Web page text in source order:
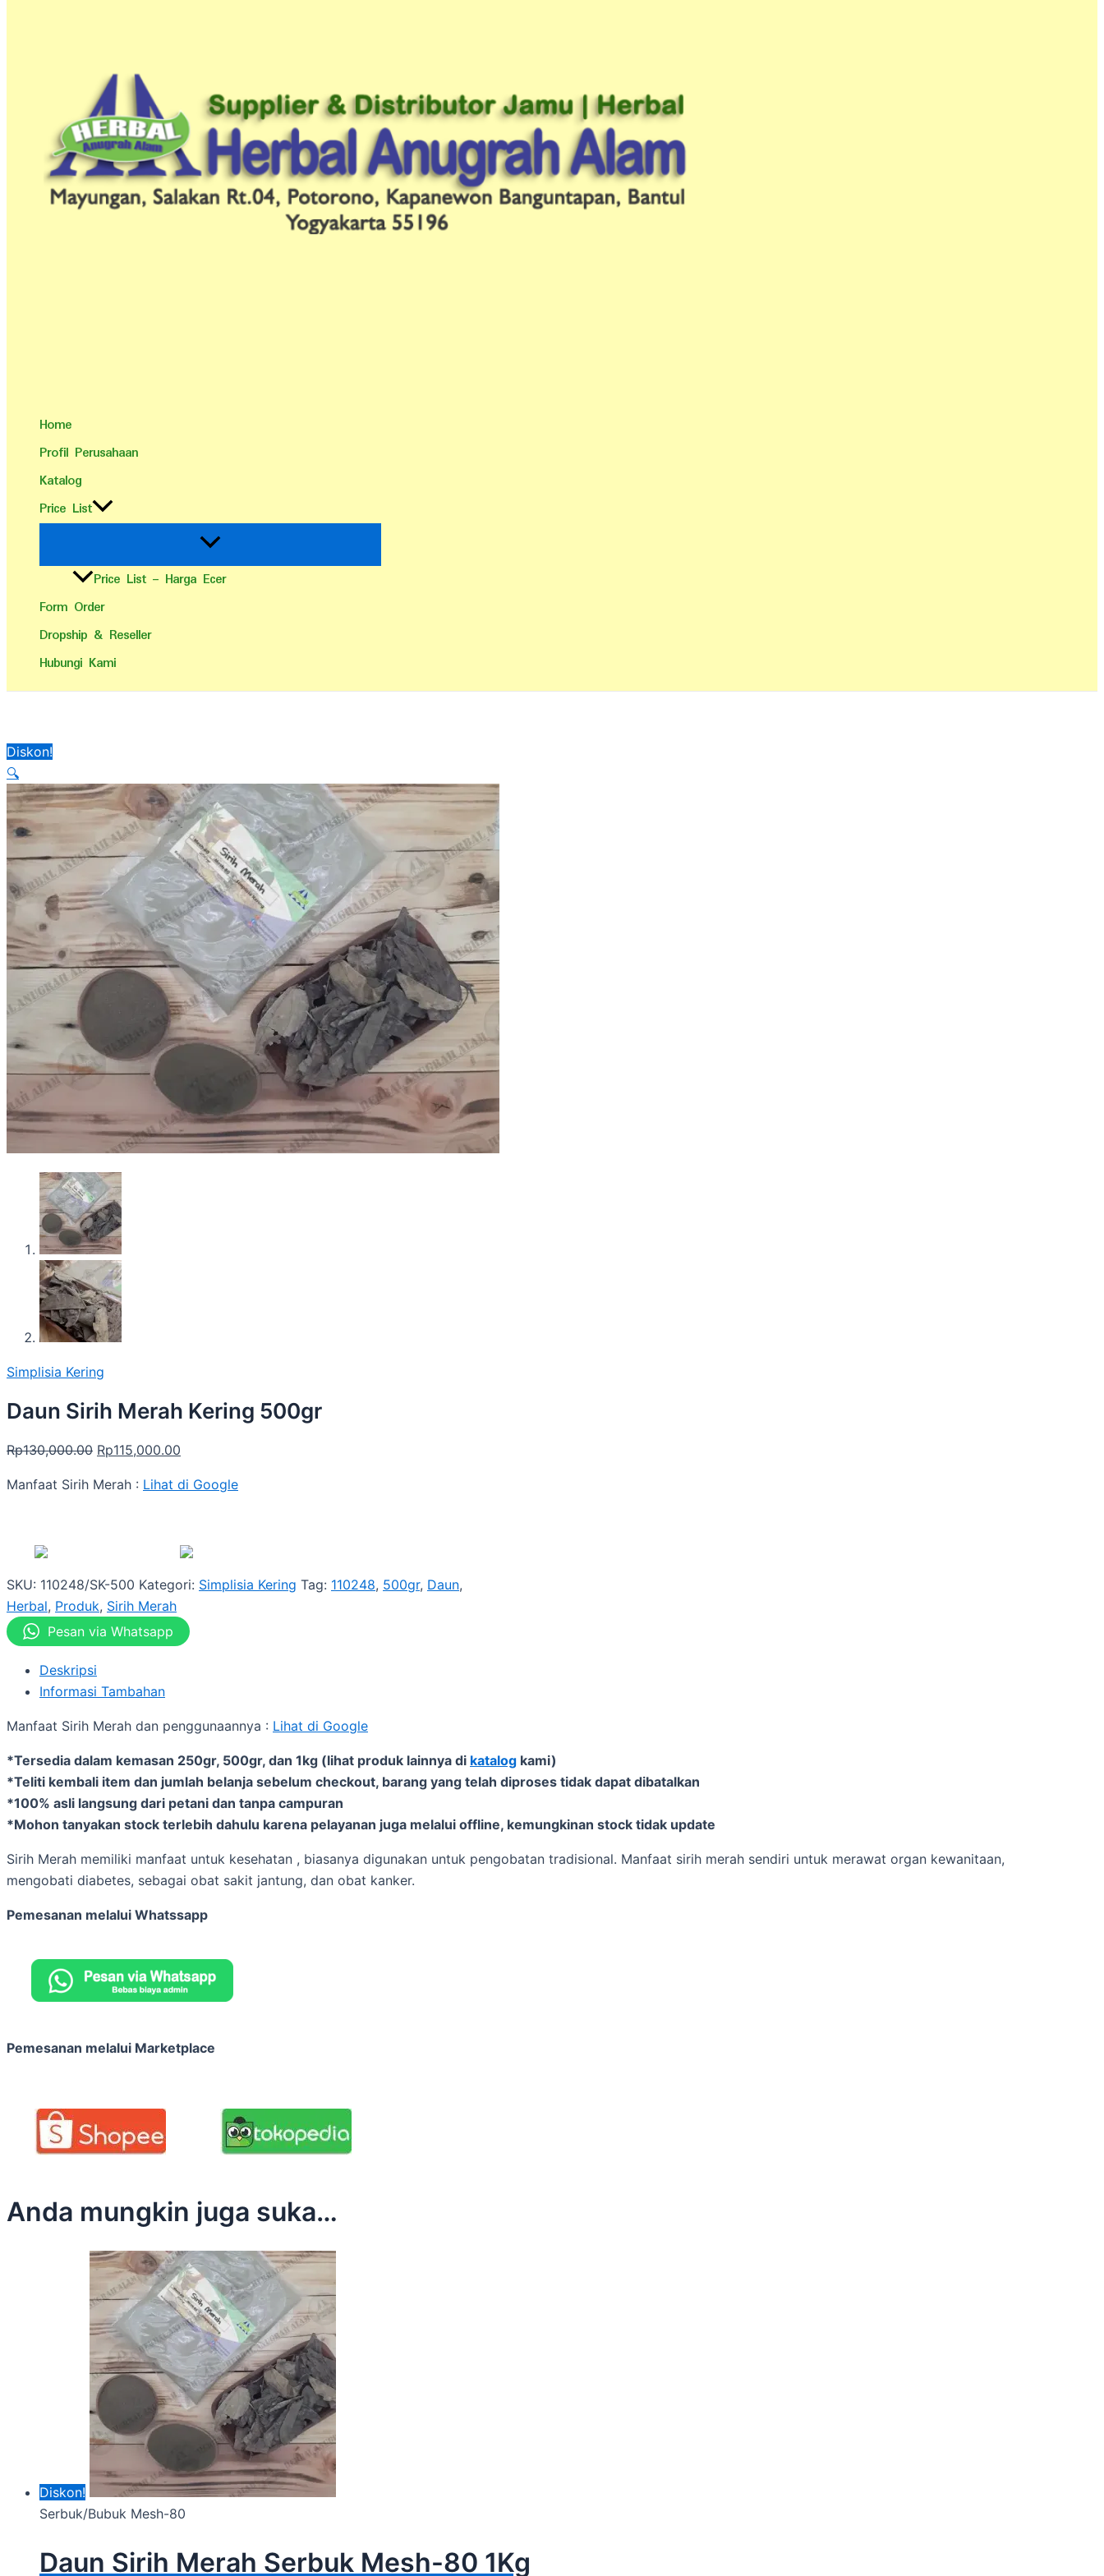
Home
Profil Perusahaan
Katalog
Price List
Price List – Harga Ecer
Form Order
Dropship & Reseller
Hubungi Kami
Diskon!
🔍
Simplisia Kering
Daun Sirih Merah Kering 500gr
Rp130,000.00 Rp115,000.00
Manfaat Sirih Merah : Lihat di Google
SKU: 110248/SK-500 Kategori: Simplisia Kering Tag: 110248, 500gr, Daun,
Herbal, Produk, Sirih Merah
Pesan via Whatsapp
Deskripsi
Informasi Tambahan
Manfaat Sirih Merah dan penggunaannya : Lihat di Google
*Tersedia dalam kemasan 250gr, 500gr, dan 1kg (lihat produk lainnya di katalog kami)
*Teliti kembali item dan jumlah belanja sebelum checkout, barang yang telah diproses tidak dapat dibatalkan
*100% asli langsung dari petani dan tanpa campuran
*Mohon tanyakan stock terlebih dahulu karena pelayanan juga melalui offline, kemungkinan stock tidak update
Sirih Merah memiliki manfaat untuk kesehatan , biasanya digunakan untuk pengobatan tradisional. Manfaat sirih merah sendiri untuk merawat organ kewanitaan,
mengobati diabetes, sebagai obat sakit jantung, dan obat kanker.
Pemesanan melalui Whatssapp
Pemesanan melalui Marketplace
Anda mungkin juga suka…
Diskon!
Serbuk/Bubuk Mesh-80
Daun Sirih Merah Serbuk Mesh-80 1Kg